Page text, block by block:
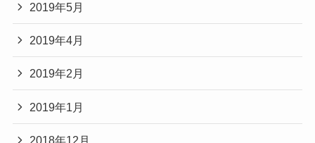
2019年5月
2019年4月
2019年2月
2019年1月
2018年12月